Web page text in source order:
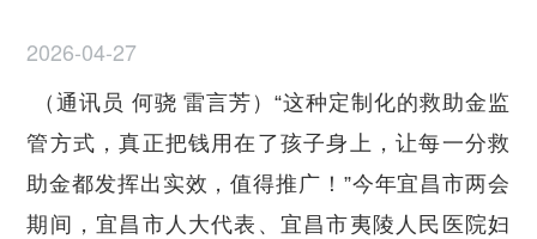
2026-04-27
（通讯员 何骁 雷言芳）“这种定制化的救助金监
管方式，真正把钱用在了孩子身上，让每一分救
助金都发挥出实效，值得推广！”今年宜昌市两会
期间，宜昌市人大代表、宜昌市夷陵人民医院妇